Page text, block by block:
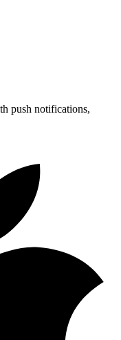
push notifications,